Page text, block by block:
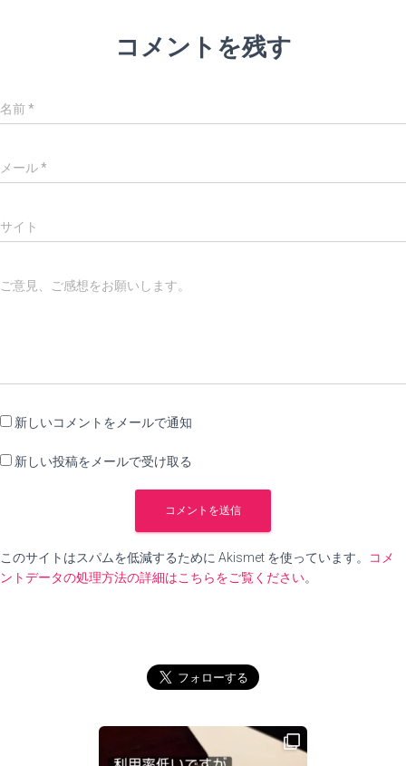
コメントを残す
名前*
メール*
サイト
ご意見、ご感想をお願いします。
新しいコメントをメールで通知
新しい投稿をメールで受け取る
このサイトはスパムを低減するために Akismet を使っています。
コメ
ントデータの処理方法の詳細はこちらをご覧ください。